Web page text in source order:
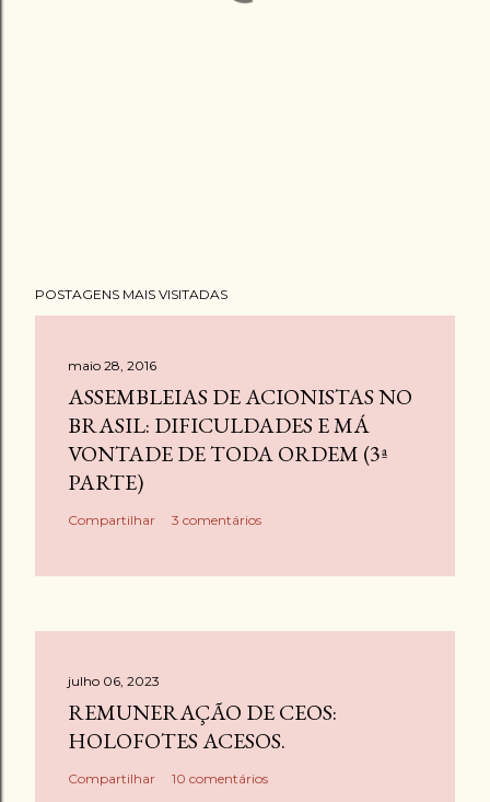
POSTAGENS MAIS VISITADAS
maio 28, 2016
ASSEMBLEIAS DE ACIONISTAS NO
BRASIL: DIFICULDADES E MÁ
VONTADE DE TODA ORDEM (3ª
PARTE)
Compartilhar 3 comentários
julho 06, 2023
REMUNERAÇÃO DE CEOS:
HOLOFOTES ACESOS.
Compartilhar 10 comentários